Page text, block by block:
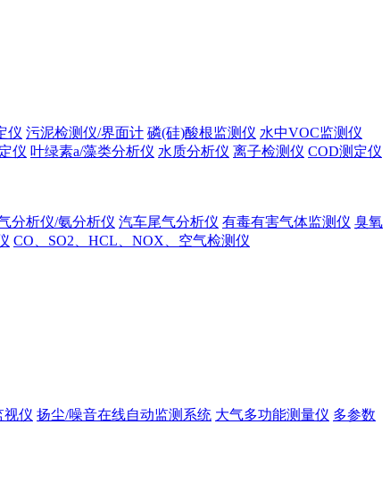
仪 污泥检测仪/界面计 磷(硅)酸根监测仪 水中VOC监测仪
仪 叶绿素a/藻类分析仪 水质分析仪 离子检测仪 COD测定仪
分析仪/氨分析仪 汽车尾气分析仪 有毒有害气体监测仪 臭氧
CO、SO2、HCL、NOX、空气检测仪
视仪 扬尘/噪音在线自动监测系统 大气多功能测量仪 多参数